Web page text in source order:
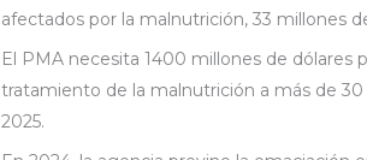
afectados por la malnutrición, 33 millones
El PMA necesita 1400 millones de dólares
tratamiento de la malnutrición a más de
2025.